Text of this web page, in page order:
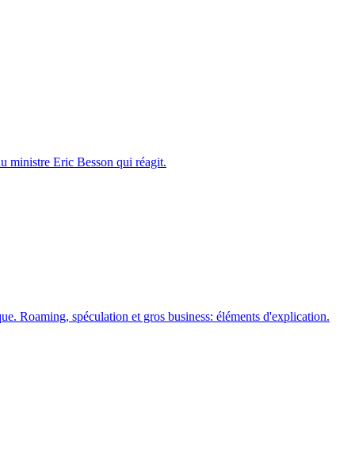
ministre Eric Besson qui réagit.
Roaming, spéculation et gros business: éléments d'explication.